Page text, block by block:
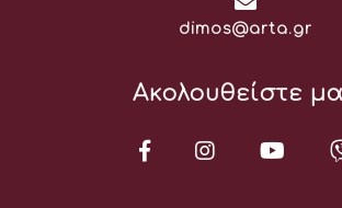
Email:
dimos@arta.gr
Ακολουθείστε